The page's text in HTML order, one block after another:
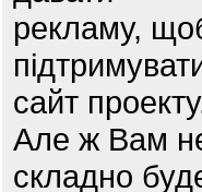
рекламу,
сайт
Але ж Вам
складно